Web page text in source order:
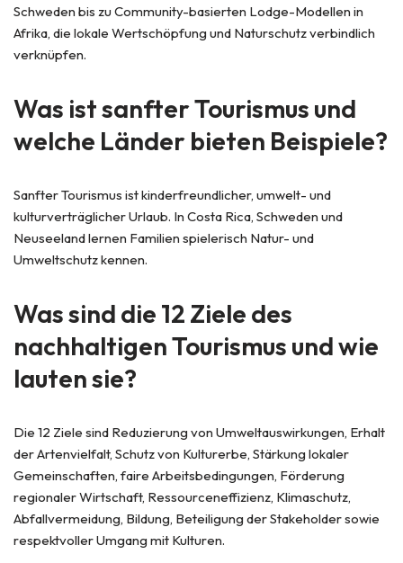
Schweden bis zu Community-basierten Lodge-Modellen in
Afrika, die lokale Wertschöpfung und Naturschutz verbindlich
verknüpfen.
Was ist sanfter Tourismus und
welche Länder bieten Beispiele?
Sanfter Tourismus ist kinderfreundlicher, umwelt- und
kulturverträglicher Urlaub. In Costa Rica, Schweden und
Neuseeland lernen Familien spielerisch Natur- und
Umweltschutz kennen.
Was sind die 12 Ziele des
nachhaltigen Tourismus und wie
lauten sie?
Die 12 Ziele sind Reduzierung von Umweltauswirkungen, Erhalt
der Artenvielfalt, Schutz von Kulturerbe, Stärkung lokaler
Gemeinschaften, faire Arbeitsbedingungen, Förderung
regionaler Wirtschaft, Ressourceneffizienz, Klimaschutz,
Abfallvermeidung, Bildung, Beteiligung der Stakeholder sowie
respektvoller Umgang mit Kulturen.